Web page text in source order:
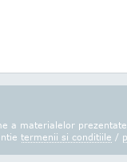
a materialelor
termenii si conditiile /